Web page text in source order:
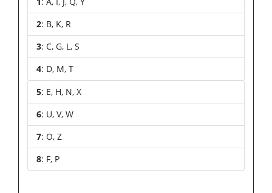
2: B, K, R
3: C, G, L, S
4: D, M, T
5: E, H, N, X
6: U, V, W
7: O, Z
8: F, P